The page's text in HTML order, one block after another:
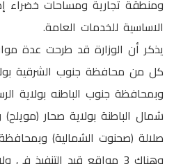
ومنطقة تجارية ومساحات خضراء
الاساسية للخدمات العامة.
يذكر أن الوزارة قد طرحت عدة
كل من محافظة جنوب الشرقية
وبمحافظة جنوب الباطنه بولاية
شمال الباطنة بولاية صحار
صلالة (صحنوت الشمالية)
وهناك 3 مواقع قيد التنفيذ